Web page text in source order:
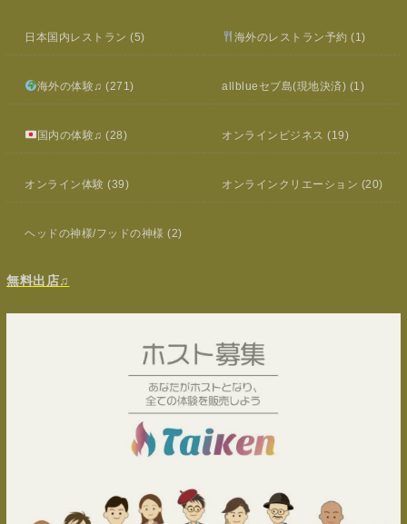
日本国内レストラン (5) 海外のレストラン予約 (1)
海外の体験♫ (271) allblueセブ島(現地決済) (1)
国内の体験♫ (28) オンラインビジネス (19)
オンライン体験 (39) オンラインクリエーション (20)
ヘッドの神様/フッドの神様 (2)
無料出店♫